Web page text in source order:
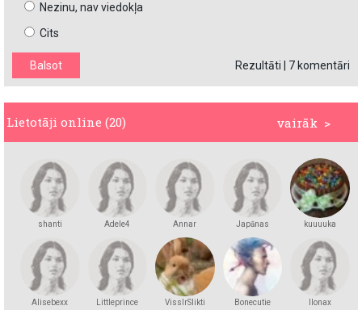
Nezinu, nav viedokļa
Cits
Rezultāti 7 komentāri
vairāk >
Lietotāji online (20)
shanti Adele4 Annar
Japānas
kuuuuka
Alisebexx Littleprince VissIrSlikti Bonecutie Ilonax